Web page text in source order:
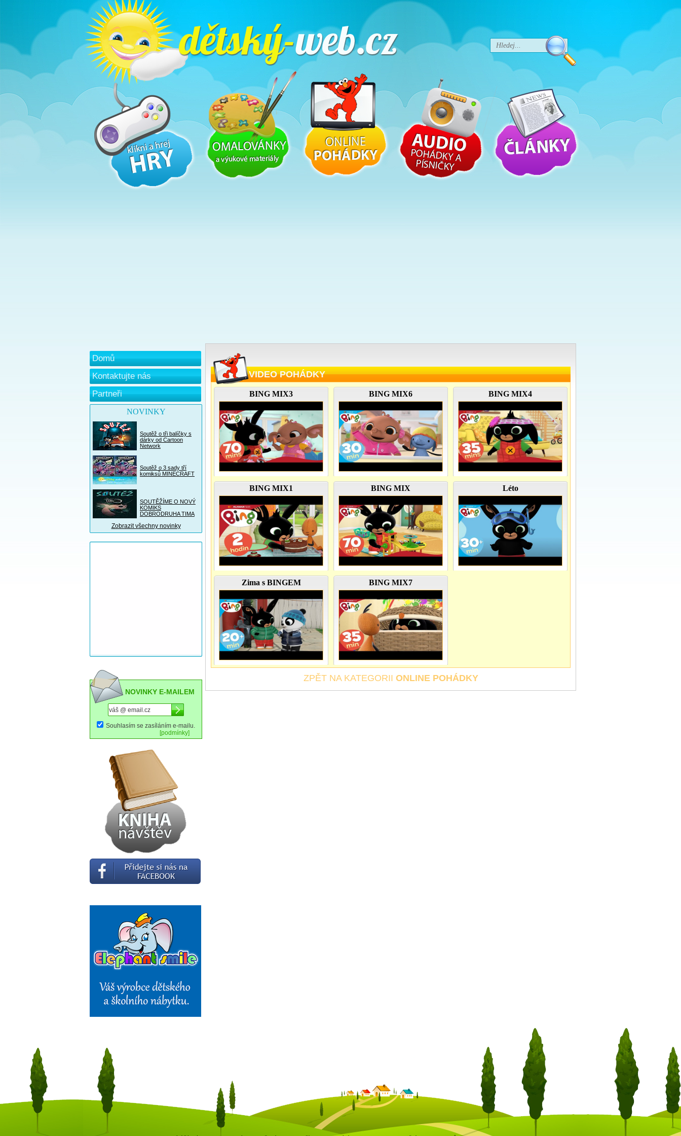
Domů
Kontaktujte nás
Partneři
NOVINKY
Soutěž o tři balíčky s
dárky od Cartoon
Network
Soutěž o 3 sady tří
komiksů MINECRAFT
SOUTĚŽÍME O NOVÝ
KOMIKS
DOBRODRUHA TIMA
Zobrazit všechny novinky
NOVINKY E-MAILEM
Souhlasím se zasíláním e-mailu.
[podmínky]
VIDEO POHÁDKY
BING MIX3 BING MIX6 BING MIX4
BING MIX1 BING MIX Léto
Zima s BINGEM BING MIX7
ZPĚT NA KATEGORII ONLINE POHÁDKY